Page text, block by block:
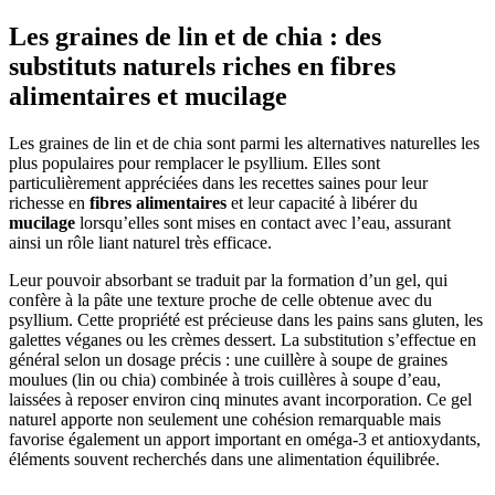
Les graines de lin et de chia : des
substituts naturels riches en fibres
alimentaires et mucilage
Les graines de lin et de chia sont parmi les alternatives naturelles les
plus populaires pour remplacer le psyllium. Elles sont
particulièrement appréciées dans les recettes saines pour leur
richesse en fibres alimentaires et leur capacité à libérer du
mucilage lorsqu’elles sont mises en contact avec l’eau, assurant
ainsi un rôle liant naturel très efficace.
Leur pouvoir absorbant se traduit par la formation d’un gel, qui
confère à la pâte une texture proche de celle obtenue avec du
psyllium. Cette propriété est précieuse dans les pains sans gluten, les
galettes véganes ou les crèmes dessert. La substitution s’effectue en
général selon un dosage précis : une cuillère à soupe de graines
moulues (lin ou chia) combinée à trois cuillères à soupe d’eau,
laissées à reposer environ cinq minutes avant incorporation. Ce gel
naturel apporte non seulement une cohésion remarquable mais
favorise également un apport important en oméga-3 et antioxydants,
éléments souvent recherchés dans une alimentation équilibrée.